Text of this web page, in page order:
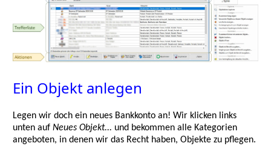
Ein Objekt anlegen
Legen wir doch ein neues Bankkonto an! Wir klicken links
unten auf Neues Objekt... und bekommen alle Kategorien
angeboten, in denen wir das Recht haben, Objekte zu pflegen.